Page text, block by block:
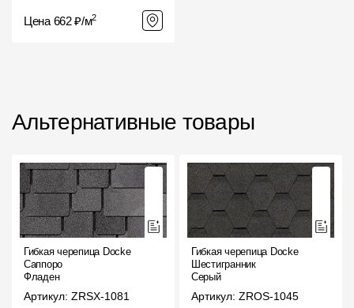
Цена 662 ₽/м2
Альтернативные товары
Гибкая черепица Docke
Саппоро
Фладен
Артикул: ZRSX-1081
Гибкая черепица Docke
Шестигранник
Серый
Артикул: ZROS-1045